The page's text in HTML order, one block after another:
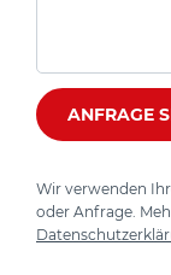
ANFRAGE
Wir verwenden
oder Anfrage.